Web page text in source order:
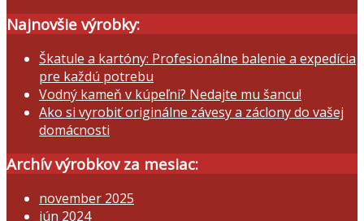
Najnovšie výrobky:
Škatule a kartóny: Profesionálne balenie a expedícia
pre každú potrebu
Vodný kameň v kúpeľni? Nedajte mu šancu!
Ako si vyrobiť originálne závesy a záclony do vašej
domácnosti
Archív výrobkov za mesiac:
november 2025
jún 2024